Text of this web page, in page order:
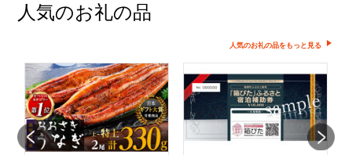
人気のお礼の品
人気のお礼の品をもっと見る